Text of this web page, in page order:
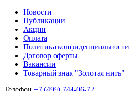
Новости
Публикации
Акции
Оплата
Политика конфиденциальности
Договор оферты
Вакансии
Товарный знак "Золотая нить"
Телефон +7 (499) 744-06-72